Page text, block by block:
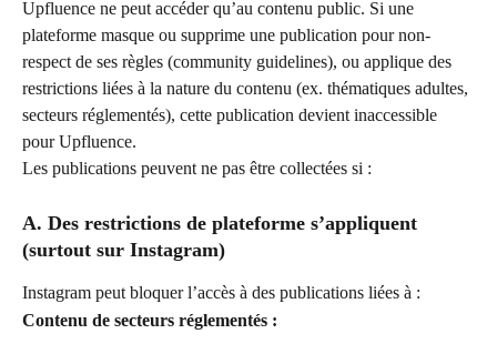
Upfluence ne peut accéder qu’au contenu public. Si une
plateforme masque ou supprime une publication pour non-
respect de ses règles (community guidelines), ou applique des
restrictions liées à la nature du contenu (ex. thématiques adultes,
secteurs réglementés), cette publication devient inaccessible
pour Upfluence.
Les publications peuvent ne pas être collectées si :
A. Des restrictions de plateforme s’appliquent
(surtout sur Instagram)
Instagram peut bloquer l’accès à des publications liées à :
Contenu de secteurs réglementés :